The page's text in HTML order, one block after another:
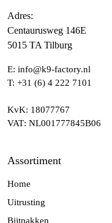
Adres:
Centaurusweg 146E
5015 TA Tilburg
E: info@k9-factory.nl
T: +31 (6) 4 222 7101
KvK: 18077767
VAT: NL001777845B06
Assortiment
Home
Uitrusting
Bijtpakken